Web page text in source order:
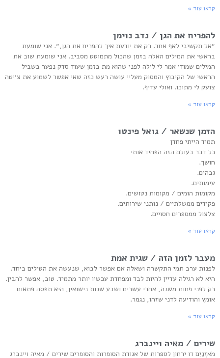
קראו עוד »
להפריח את הגן / נדב נוימן
״אל תקשיבי לאף אחד. רק את יודעת איך להפריח את הגן,״. אני שומעת
בראשי את המילים האלה בזמן שהכול מתמוטט מסביב. אני שומעת שוב את
המילים שמודי אמר לי לילה לפני שהוא מת בזמן שעוד סדק נפער בשביל
הראשי של הקיבוץ והמסוק מעליי עושה רעש כזה שאי אפשר לשמוע את צ׳יטה
צועק לי מתוכו. ואולי עדיף.
קראו עוד »
הזמן שנשאר / גואל פינטו
תמיד הייתי פחדן
כל דבר בעולם הזה הפחיד אותי
חושך.
גבהים.
עימותים.
מקומות הומים / מקומות נטושים.
פקידים ממשלתיים / נותני שירותים.
צלצול ממספרים חסויים.
קראו עוד »
מעבר לזמן הזה / שגית אמת
לפנות ערב תמי התקשרה ושאלה אם אפשר לבוא, שנעשה את הטילים ביחד.
היא לא רגילה עדיין להיות לבד ומפחדת עכשיו יותר מתמיד. טוב, אפשר להבין.
רק לפני פחות משנה, אחרי עשרים ושבע שנות נישואין, היא תפסה פתאום
אומץ והודיעה לדני שזהו, נגמר.
קראו עוד »
שירים / מאיה ויינברג
מֹאזְנַיִם דו ירחון לספרות של אגודת הסופרות והסופרים שירים / מאיה ויינברג